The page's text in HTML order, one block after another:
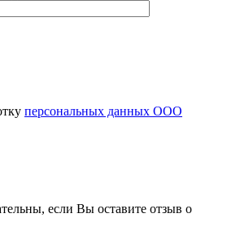
персональных данных ООО
если Вы оставите отзыв о